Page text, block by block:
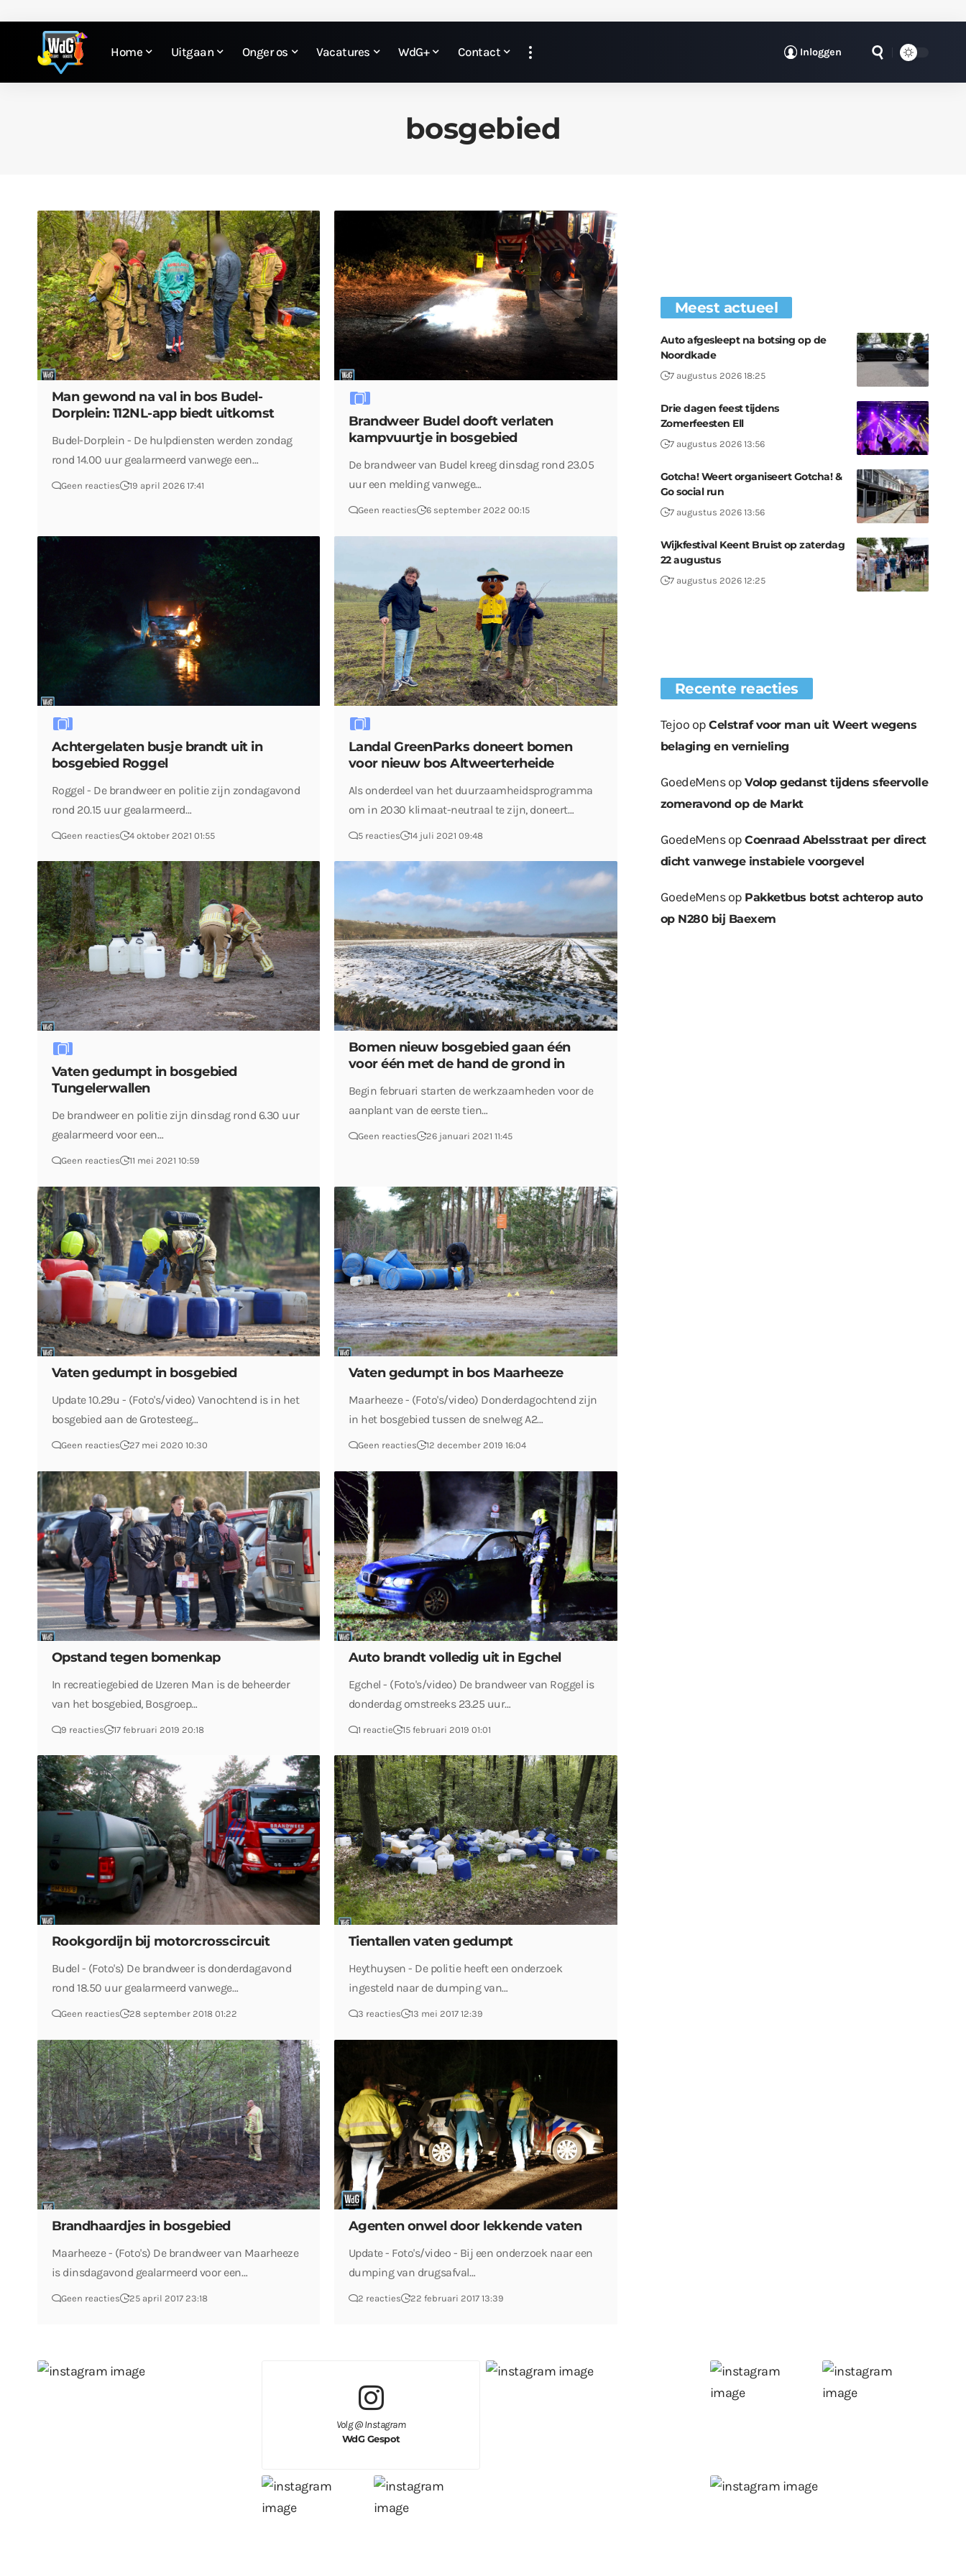
Home Uitgaan Onger os Vacatures WdG+ Contact Inloggen
bosgebied
Man gewond na val in bos Budel-
Dorplein: 112NL-app biedt uitkomst
Budel-Dorplein - De hulpdiensten werden zondag
rond 14.00 uur gealarmeerd vanwege een…
Geen reacties 19 april 2026 17:41
Brandweer Budel dooft verlaten
kampvuurtje in bosgebied
De brandweer van Budel kreeg dinsdag rond 23.05
uur een melding vanwege…
Geen reacties 6 september 2022 00:15
Achtergelaten busje brandt uit in
bosgebied Roggel
Roggel - De brandweer en politie zijn zondagavond
rond 20.15 uur gealarmeerd…
Geen reacties 4 oktober 2021 01:55
Landal GreenParks doneert bomen
voor nieuw bos Altweerterheide
Als onderdeel van het duurzaamheidsprogramma
om in 2030 klimaat-neutraal te zijn, doneert…
5 reacties 14 juli 2021 09:48
Vaten gedumpt in bosgebied
Tungelerwallen
De brandweer en politie zijn dinsdag rond 6.30 uur
gealarmeerd voor een…
Geen reacties 11 mei 2021 10:59
Bomen nieuw bosgebied gaan één
voor één met de hand de grond in
Begin februari starten de werkzaamheden voor de
aanplant van de eerste tien…
Geen reacties 26 januari 2021 11:45
Vaten gedumpt in bosgebied
Update 10.29u - (Foto's/video) Vanochtend is in het
bosgebied aan de Grotesteeg…
Geen reacties 27 mei 2020 10:30
Vaten gedumpt in bos Maarheeze
Maarheeze - (Foto's/video) Donderdagochtend zijn
in het bosgebied tussen de snelweg A2…
Geen reacties 12 december 2019 16:04
Opstand tegen bomenkap
In recreatiegebied de IJzeren Man is de beheerder
van het bosgebied, Bosgroep…
9 reacties 17 februari 2019 20:18
Auto brandt volledig uit in Egchel
Egchel - (Foto's/video) De brandweer van Roggel is
donderdag omstreeks 23.25 uur…
1 reactie 15 februari 2019 01:01
Rookgordijn bij motorcrosscircuit
Budel - (Foto's) De brandweer is donderdagavond
rond 18.50 uur gealarmeerd vanwege…
Geen reacties 28 september 2018 01:22
Tientallen vaten gedumpt
Heythuysen - De politie heeft een onderzoek
ingesteld naar de dumping van…
3 reacties 13 mei 2017 12:39
Brandhaardjes in bosgebied
Maarheeze - (Foto's) De brandweer van Maarheeze
is dinsdagavond gealarmeerd voor een…
Geen reacties 25 april 2017 23:18
Agenten onwel door lekkende vaten
Update - Foto's/video - Bij een onderzoek naar een
dumping van drugsafval…
2 reacties 22 februari 2017 13:39
Meest actueel
Auto afgesleept na botsing op de
Noordkade
7 augustus 2026 18:25
Drie dagen feest tijdens
Zomerfeesten Ell
7 augustus 2026 13:56
Gotcha! Weert organiseert Gotcha! &
Go social run
7 augustus 2026 13:56
Wijkfestival Keent Bruist op zaterdag
22 augustus
7 augustus 2026 12:25
Recente reacties
Tejoo opCelstraf voor man uit Weert wegens
belaging en vernieling
GoedeMensopVolop gedanst tijdens sfeervolle
zomeravond op de Markt
GoedeMensopCoenraad Abelsstraat per direct
dicht vanwege instabiele voorgevel
GoedeMensop Pakketbus botst achterop auto
op N280 bij Baexem
Volg @ Instagram
WdG Gespot